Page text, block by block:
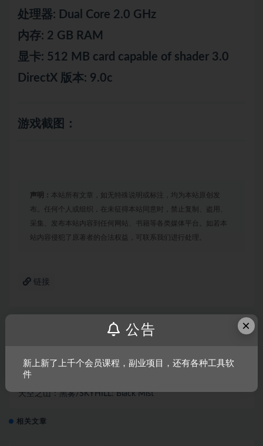
处理器: Dual Core 2.0 GHz
内存: 2 GB RAM
显卡: 512 MB card capable of shader 3.0
DirectX 版本: 9.0c
游戏截图：
声明： 本站所有文章，如无特殊说明或标注，均为本站原创发
布。任何个人或组织，在未征得本站同意时，禁止复制、盗用、
采集、发布本站内容到任何网站、书籍等各类媒体平台。如若本
站内容侵犯了原著者的合法权益，可联系我们进行处理。
链接
上一篇
天空之山：黑雾/SKYHILL: Black Mist
相关文章
×
公告
新上新了上千个会员课程，副业项目，还有各种工具软
件